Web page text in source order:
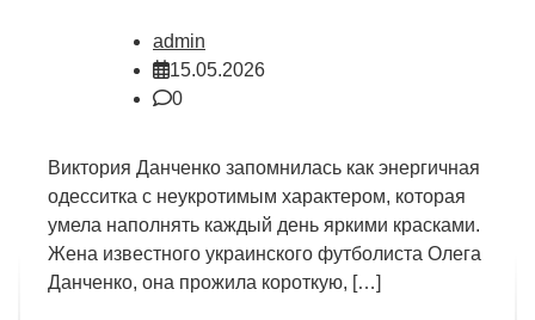
admin
15.05.2026
0
Виктория Данченко запомнилась как энергичная
одесситка с неукротимым характером, которая
умела наполнять каждый день яркими красками.
Жена известного украинского футболиста Олега
Данченко, она прожила короткую, […]